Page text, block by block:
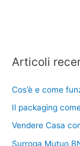
Articoli
Cos’è e come
Il packaging
Vendere Casa
Surroga Mutuo